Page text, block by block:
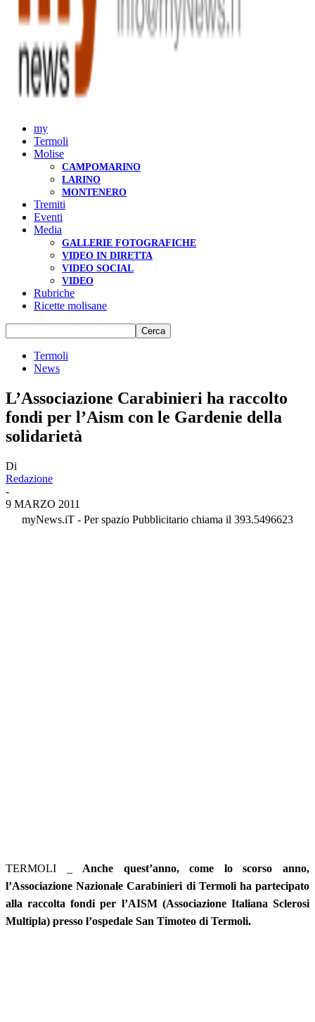
my
Termoli
Molise
CAMPOMARINO
LARINO
MONTENERO
Tremiti
Eventi
Media
GALLERIE FOTOGRAFICHE
VIDEO IN DIRETTA
VIDEO SOCIAL
VIDEO
Rubriche
Ricette molisane
Termoli
News
L’Associazione Carabinieri ha raccolto
fondi per l’Aism con le Gardenie della
solidarietà
Di
Redazione
-
9 MARZO 2011
myNews.iT - Per spazio Pubblicitario chiama il 393.5496623
TERMOLI _ Anche quest’anno, come lo scorso anno,
l’Associazione Nazionale Carabinieri di Termoli ha partecipato
alla raccolta fondi per l’AISM (Associazione Italiana Sclerosi
Multipla) presso l’ospedale San Timoteo di Termoli.